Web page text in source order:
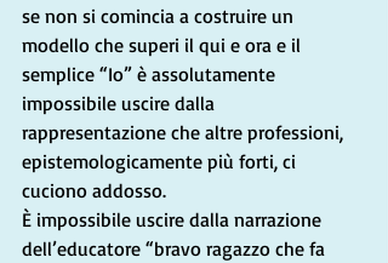
se non si comincia a costruire un
modello che superi il qui e ora e il
semplice “Io” è assolutamente
impossibile uscire dalla
rappresentazione che altre professioni,
epistemologicamente più forti, ci
cuciono addosso.
È impossibile uscire dalla narrazione
dell’educatore “bravo ragazzo che fa